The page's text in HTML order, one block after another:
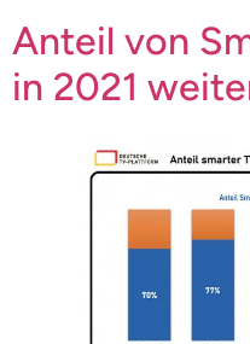
Anteil von
in 2021